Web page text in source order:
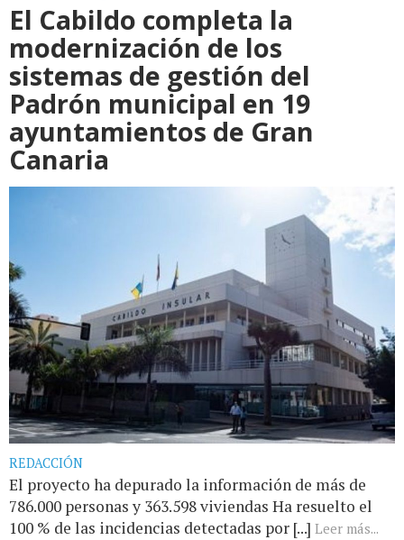
El Cabildo completa la
modernización de los
sistemas de gestión del
Padrón municipal en 19
ayuntamientos de Gran
Canaria
REDACCIÓN
El proyecto ha depurado la información de más de
786.000 personas y 363.598 viviendas Ha resuelto el
100 % de las incidencias detectadas por [...] Leer más...